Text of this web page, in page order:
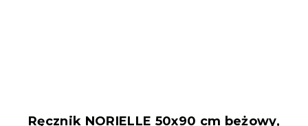
Ręcznik NORIELLE 50x90 cm beżowy,